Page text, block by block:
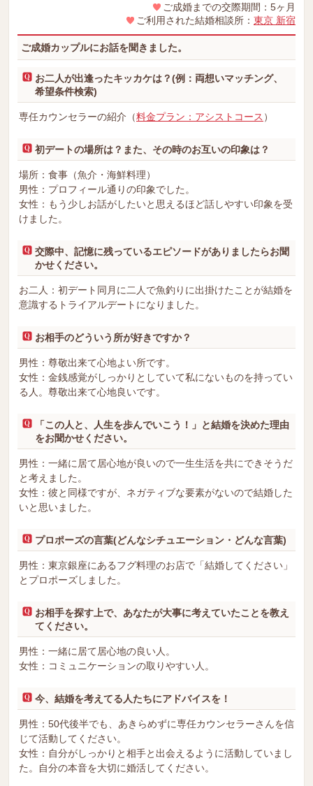
ご成婚までの交際期間：5ヶ月
ご利用された結婚相談所： 東京 新宿
ご成婚カップルにお話を聞きました。
お二人が出逢ったキッカケは？(例：両想いマッチング、
希望条件検索)
専任カウンセラーの紹介（料金プラン：アシストコース ）
初デートの場所は？また、その時のお互いの印象は？
場所：食事（魚介・海鮮料理）
男性：プロフィール通りの印象でした。
女性：もう少しお話がしたいと思えるほど話しやすい印象を受
けました。
交際中、記憶に残っているエピソードがありましたらお聞
かせください。
お二人：初デート同月に二人で魚釣りに出掛けたことが結婚を
意識するトライアルデートになりました。
お相手のどういう所が好きですか？
男性：尊敬出来て心地よい所です。
女性：金銭感覚がしっかりとしていて私にないものを持ってい
る人。尊敬出来て心地良いです。
「この人と、人生を歩んでいこう！」と結婚を決めた理由
をお聞かせください。
男性：一緒に居て居心地が良いので一生生活を共にできそうだ
と考えました。
女性：彼と同様ですが、ネガティブな要素がないので結婚した
いと思いました。
プロポーズの言葉(どんなシチュエーション・どんな言葉)
男性：東京銀座にあるフグ料理のお店で「結婚してください」
とプロポーズしました。
お相手を探す上で、あなたが大事に考えていたことを教え
てください。
男性：一緒に居て居心地の良い人。
女性：コミュニケーションの取りやすい人。
今、結婚を考えてる人たちにアドバイスを！
男性：50代後半でも、あきらめずに専任カウンセラーさんを信
じて活動してください。
女性：自分がしっかりと相手と出会えるように活動していまし
た。自分の本音を大切に婚活してください。